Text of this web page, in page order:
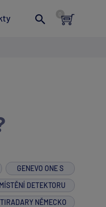
GENEVO ONE S
DETEKTORU
NĚMECKO